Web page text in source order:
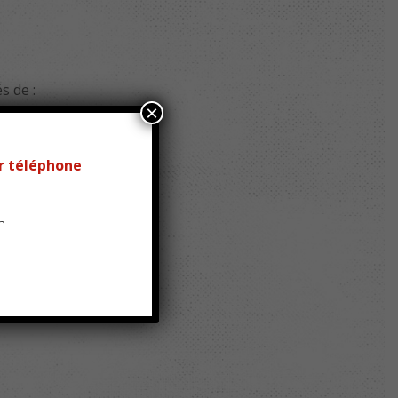
de :
téléphone
×